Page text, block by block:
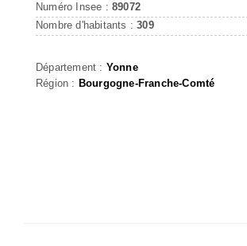
Numéro Insee : 89072
Nombre d'habitants :309
Département : Yonne
Région : Bourgogne-Franche-Comté